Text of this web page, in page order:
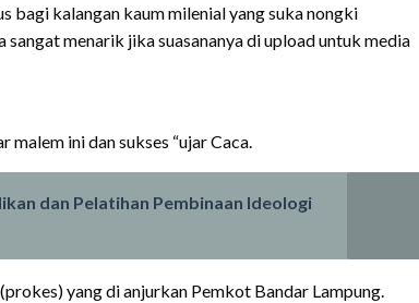
bagi kalangan kaum milenial yang suka nongki
menarik jika suasananya di upload untuk media
malem ini dan sukses “ujar Caca.
dan Pelatihan Pembinaan Ideologi
yang di anjurkan Pemkot Bandar Lampung.